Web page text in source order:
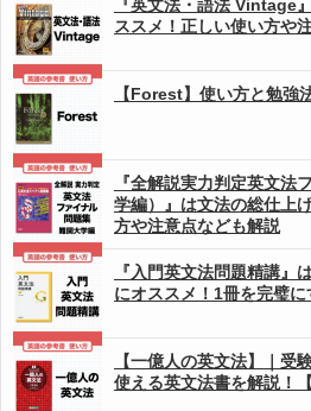
『英文法・語法 Vintage
ススメ！正しい使い方や
【Forest】使い方と勉強
『全解説実力判定英文法
学編）』は文法の総仕上
方や注意点なども解説
『入門英文法問題精講』
にオススメ！1冊を完璧
【一億人の英文法】｜受
使える英文法書を解説！【